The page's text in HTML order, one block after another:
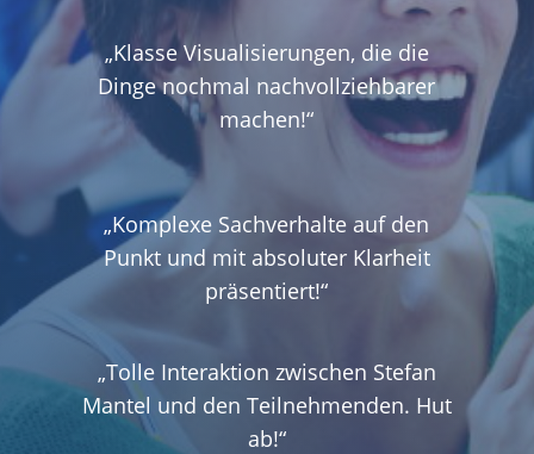
„Klasse Visualisierungen, die die
Dinge nochmal nachvollziehbarer
machen!“
„Komplexe Sachverhalte auf den
Punkt und mit absoluter Klarheit
präsentiert!“
„Tolle Interaktion zwischen Stefan
Mantel und den Teilnehmenden. Hut
ab!“